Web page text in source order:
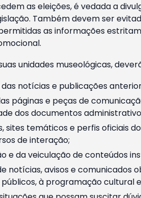
as eleições, é vedada a
Também devem ser
as informações
unidades museológicas,
notícias e publicações
páginas e peças de
dos documentos
sites temáticos e perfis oficiais
de interação;
e da veiculação de conteúdos
notícias, avisos e comunicados
à programação cultural